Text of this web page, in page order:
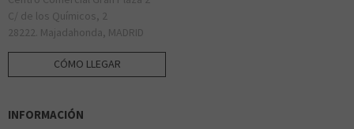
C/ de los Químicos, 2
28222. Majadahonda, MADRID
CÓMO LLEGAR
INFORMACIÓN